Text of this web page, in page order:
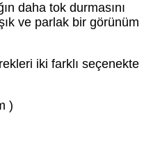
daha tok durmasını
ve parlak bir görünüm
iki farklı seçenekte
)